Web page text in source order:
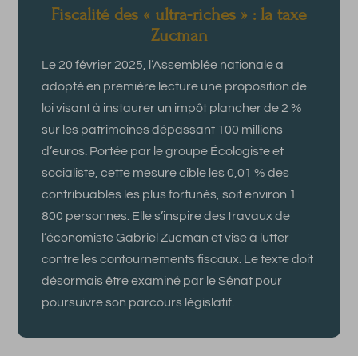
Fiscalité des « ultra-riches » : la taxe
Zucman
Le 20 février 2025, l’Assemblée nationale a
adopté en première lecture une proposition de
loi visant à instaurer un impôt plancher de 2 %
sur les patrimoines dépassant 100 millions
d’euros. Portée par le groupe Écologiste et
socialiste, cette mesure cible les 0,01 % des
contribuables les plus fortunés, soit environ 1
800 personnes. Elle s’inspire des travaux de
l’économiste Gabriel Zucman et vise à lutter
contre les contournements fiscaux. Le texte doit
désormais être examiné par le Sénat pour
poursuivre son parcours législatif.